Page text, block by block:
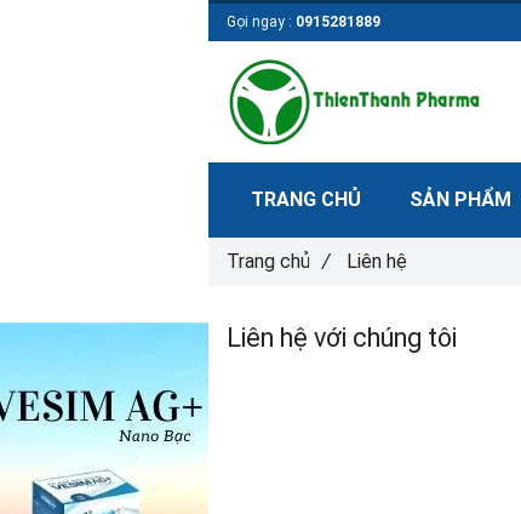
Liên hệ với chúng tôi
Trang chủ / Liên hệ
Gọi ngay : 0915281889
TRANG CHỦ SẢN PHẨM